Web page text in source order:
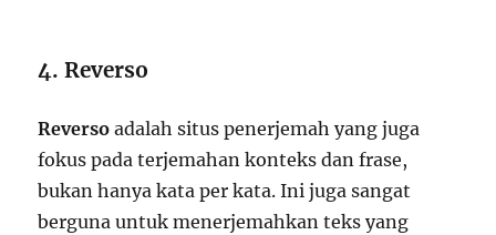
4. Reverso
Reverso adalah situs penerjemah yang juga
fokus pada terjemahan konteks dan frase,
bukan hanya kata per kata. Ini juga sangat
berguna untuk menerjemahkan teks yang